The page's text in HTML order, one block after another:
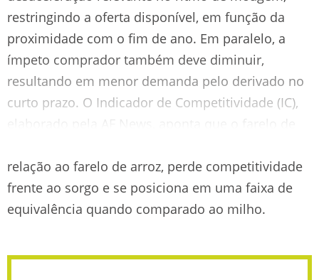
restringindo a oferta disponível, em função da
proximidade com o fim de ano. Em paralelo, a
ímpeto comprador também deve diminuir,
resultando em menor demanda pelo derivado no
curto prazo. O Indicador de Competitividade (IC),
elaborado pela AF News, aponta que o farelo de
relação ao farelo de arroz, perde competitividade
frente ao sorgo e se posiciona em uma faixa de
equivalência quando comparado ao milho.